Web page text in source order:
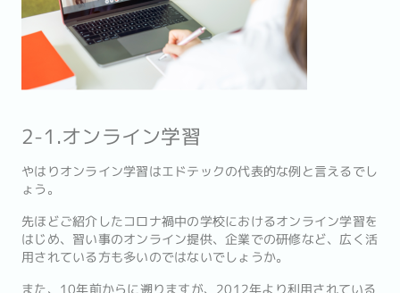
2-1.オンライン学習
やはりオンライン学習はエドテックの代表的な例と言えるでし
ょう。
先ほどご紹介したコロナ禍中の学校におけるオンライン学習を
はじめ、習い事のオンライン提供、企業での研修など、広く活
用されている方も多いのではないでしょうか。
また、10年前からに遡りますが、2012年より利用されている